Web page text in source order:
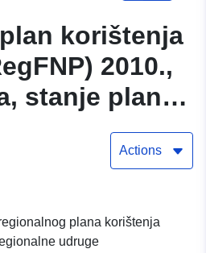
korištenja
2010.,
stanje plana
- rezervacijsko
Actions
plana korištenja
udruge